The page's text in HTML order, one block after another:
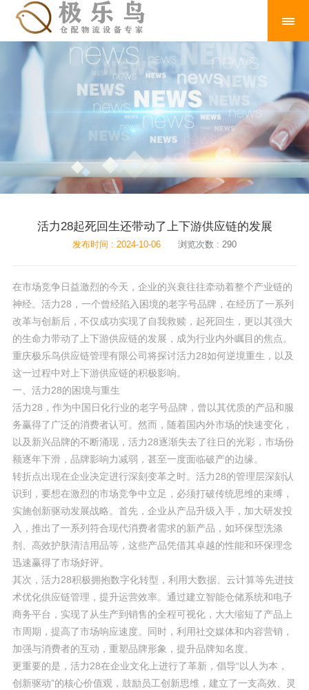
活力28起死回生还带动了上下游供应链的发展
发布时间 : 2024-10-06 浏览次数 : 290
在市场竞争日益激烈的今天，企业的兴衰往往牵动着整个产业链的
神经。活力28，一个曾经陷入困境的老字号品牌，在经历了一系列
改革与创新后，不仅成功实现了自我救赎，起死回生，更以其强大
的生命力带动了上下游供应链的发展，成为行业内外瞩目的焦点。
重庆极乐鸟供应链管理有限公司将探讨活力28如何逆境重生，以及
这一过程中对上下游供应链的积极影响。
一、活力28的困境与重生
活力28，作为中国日化行业的老字号品牌，曾以其优质的产品和服
务赢得了广泛的消费者认可。然而，随着国内外市场的快速变化，
以及新兴品牌的不断涌现，活力28逐渐失去了往日的光彩，市场份
额逐年下滑，品牌影响力减弱，甚至一度面临破产的边缘。
转折点出现在企业决定进行深刻变革之时。活力28的管理层深刻认
识到，要想在激烈的市场竞争中立足，必须打破传统思维的束缚，
实施创新驱动发展战略。首先，企业从产品升级入手，加大研发投
入，推出了一系列符合现代消费者需求的新产品，如环保型洗涤
剂、高效护肤清洁用品等，这些产品凭借其卓越的性能和环保理念
迅速赢得了市场好评。
其次，活力28积极拥抱数字化转型，利用大数据、云计算等先进技
术优化供应链管理，提升运营效率。通过建立智能仓储系统和电子
商务平台，实现了从生产到销售的全程可视化，大大缩短了产品上
市周期，提高了市场响应速度。同时，利用社交媒体和内容营销，
加强与消费者的互动，重塑品牌形象，提升品牌知名度。
更重要的是，活力28在企业文化上进行了革新，倡导“以人为本，
创新驱动”的核心价值观，鼓励员工创新思维，建立了一支高效、灵